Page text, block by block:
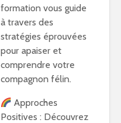
formation vous guide
à travers des
stratégies éprouvées
pour apaiser et
comprendre votre
compagnon félin.
Approches
Positives : Découvrez